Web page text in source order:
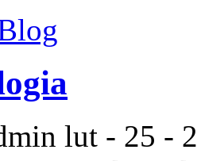
lut - 25 -